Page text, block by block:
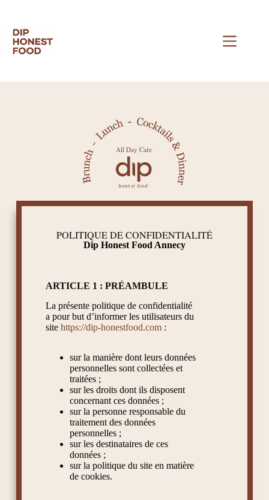
POLITIQUE DE CONFIDENTIALITÉ
Dip Honest Food Annecy
ARTICLE 1 : PRÉAMBULE
La présente politique de confidentialité
a pour but d’informer les utilisateurs du
site https://dip-honestfood.com:
sur la manière dont leurs données
personnelles sont collectées et
traitées ;
sur les droits dont ils disposent
concernant ces données ;
sur la personne responsable du
traitement des données
personnelles ;
sur les destinataires de ces
données ;
sur la politique du site en matière
de cookies.